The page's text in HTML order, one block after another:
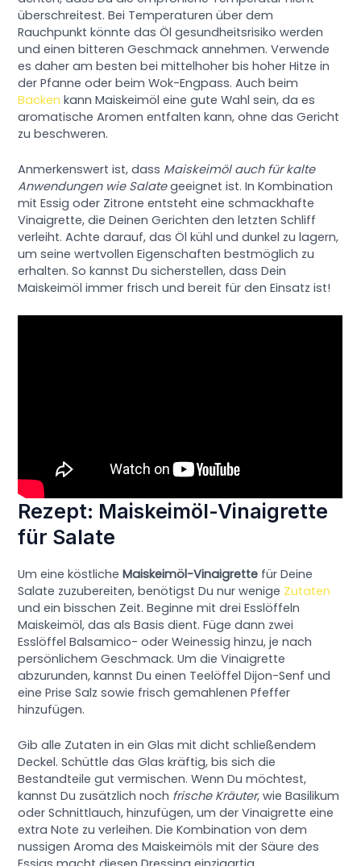
überschreitest. Bei Temperaturen über dem
Rauchpunkt könnte das Öl gesundheitsrisiko werden
und einen bitteren Geschmack annehmen. Verwende
es daher am besten bei mittelhoher bis hoher Hitze in
der Pfanne oder beim Wok-Engpass. Auch beim
Backen kann Maiskeimöl eine gute Wahl sein, da es
aromatische Aromen entfalten kann, ohne das Gericht
zu beschweren.
Anmerkenswert ist, dass Maiskeimöl auch für kalte
Anwendungen wie Salategeeignet ist. In Kombination
mit Essig oder Zitrone entsteht eine schmackhafte
Vinaigrette, die Deinen Gerichten den letzten Schliff
verleiht. Achte darauf, das Öl kühl und dunkel zu lagern,
um seine wertvollen Eigenschaften bestmöglich zu
erhalten. So kannst Du sicherstellen, dass Dein
Maiskeimöl immer frisch und bereit für den Einsatz ist!
Rezept: Maiskeimöl-Vinaigrette
für Salate
Um eine köstlicheMaiskeimöl-Vinaigrette für Deine
Salate zuzubereiten, benötigst Du nur wenige Zutaten
und ein bisschen Zeit. Beginne mit drei Esslöffeln
Maiskeimöl, das als Basis dient. Füge dann zwei
Esslöffel Balsamico- oder Weinessig hinzu, je nach
persönlichem Geschmack. Um die Vinaigrette
abzurunden, kannst Du einen Teelöffel Dijon-Senf und
eine Prise Salz sowie frisch gemahlenen Pfeffer
hinzufügen.
Gib alle Zutaten in ein Glas mit dicht schließendem
Deckel. Schüttle das Glas kräftig, bis sich die
Bestandteile gut vermischen. Wenn Du möchtest,
kannst Du zusätzlich noch frische Kräuter, wie Basilikum
oder Schnittlauch, hinzufügen, um der Vinaigrette eine
extra Note zu verleihen. Die Kombination von dem
nussigen Aroma des Maiskeimöls mit der Säure des